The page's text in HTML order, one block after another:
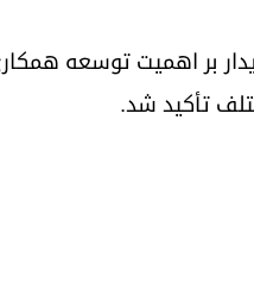
بر اهمیت توسعه
تأکید شد.